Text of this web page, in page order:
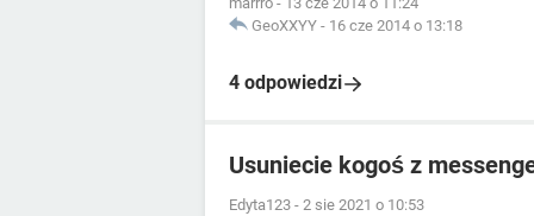
GeoXXYY - 16 cze 2014 o 13:18
4 odpowiedzi
Usuniecie kogoś z
Edyta123 - 2 sie 2021 o 10:53